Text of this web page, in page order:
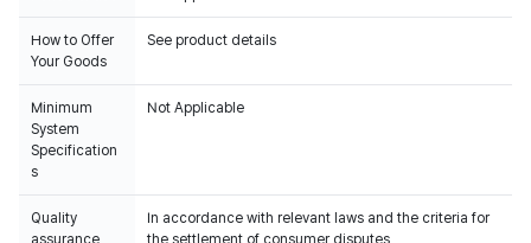
How to Offer
Your Goods
See product details
Minimum
System
Specification
s
Not Applicable
Quality
assurance
In accordance with relevant laws and the criteria for
the settlement of consumer disputes